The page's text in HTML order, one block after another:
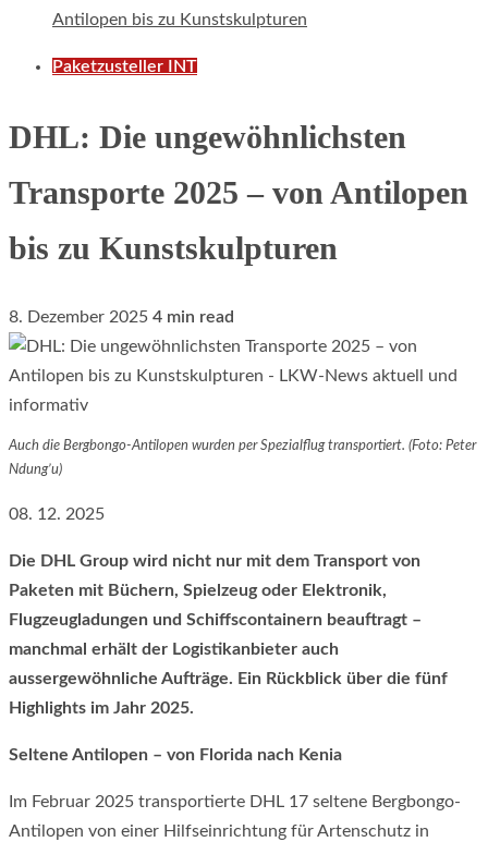
Antilopen bis zu Kunstskulpturen
Paketzusteller INT
DHL: Die ungewöhnlichsten
Transporte 2025 – von Antilopen
bis zu Kunstskulpturen
8. Dezember 2025 4 min read
Auch die Bergbongo-Antilopen wurden per Spezialflug transportiert. (Foto: Peter
Ndung’u)
08. 12. 2025
Die DHL Group wird nicht nur mit dem Transport von
Paketen mit Büchern, Spielzeug oder Elektronik,
Flugzeugladungen und Schiffscontainern beauftragt –
manchmal erhält der Logistikanbieter auch
aussergewöhnliche Aufträge. Ein Rückblick über die fünf
Highlights im Jahr 2025.
Seltene Antilopen – von Florida nach Kenia
Im Februar 2025 transportierte DHL 17 seltene Bergbongo-
Antilopen von einer Hilfseinrichtung für Artenschutz in